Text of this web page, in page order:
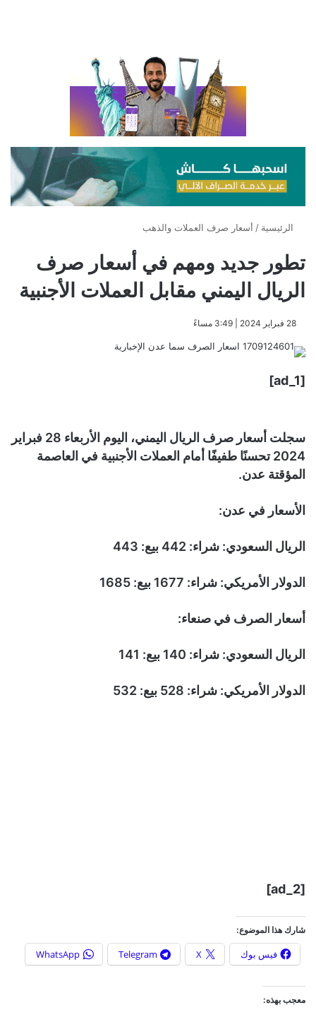
الرئيسية / أسعار صرف العملات والذهب
تطور جديد ومهم في أسعار صرف
الريال اليمني مقابل العملات الأجنبية
​28 فبراير 2024 | 3:49 مساءً
[ad_1]
سجلت أسعار صرف الريال اليمني، اليوم الأربعاء 28 فبراير
2024 تحسنًا طفيفًا أمام العملات الأجنبية في العاصمة
المؤقتة عدن.
الأسعار في عدن:
الريال السعودي: شراء: 442 بيع: 443
الدولار الأمريكي: شراء: 1677 بيع: 1685
أسعار الصرف في صنعاء:
الريال السعودي: شراء: 140 بيع: 141
الدولار الأمريكي: شراء: 528 بيع: 532
[ad_2]
شارك هذا الموضوع:
فيس بوك X
Telegram
WhatsApp
معجب بهذه: